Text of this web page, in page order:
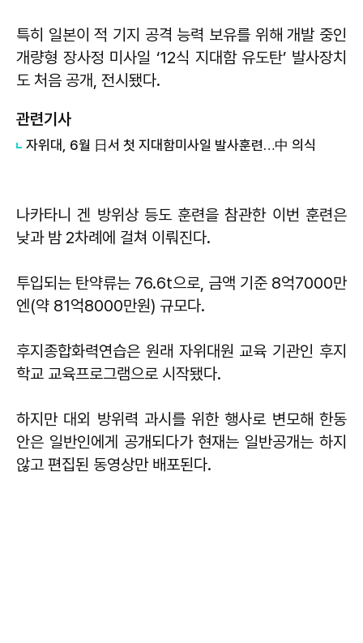
특히 일본이 적 기지 공격 능력 보유를 위해 개발 중인
개량형 장사정 미사일 ‘12식 지대함 유도탄’ 발사장치
도 처음 공개, 전시됐다.
관련기사
자위대, 6월 日서 첫 지대함미사일 발사훈련…中 의식
나카타니 겐 방위상 등도 훈련을 참관한 이번 훈련은
낮과 밤 2차례에 걸쳐 이뤄진다.
투입되는 탄약류는 76.6t으로, 금액 기준 8억7000만
엔(약 81억8000만원) 규모다.
후지종합화력연습은 원래 자위대원 교육 기관인 후지
학교 교육프로그램으로 시작됐다.
하지만 대외 방위력 과시를 위한 행사로 변모해 한동
안은 일반인에게 공개되다가 현재는 일반공개는 하지
않고 편집된 동영상만 배포된다.